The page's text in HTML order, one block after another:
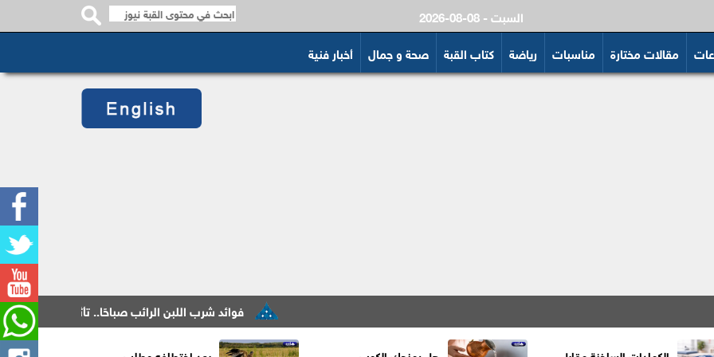
2026-08-08 - السبت
مقالات مختارة مناسبات رياضة كتاب القبة صحة و جمال أخبار فنية
فوائد شرب اللبن الرائب صباحًا.. تأثيرات صحية مهمة